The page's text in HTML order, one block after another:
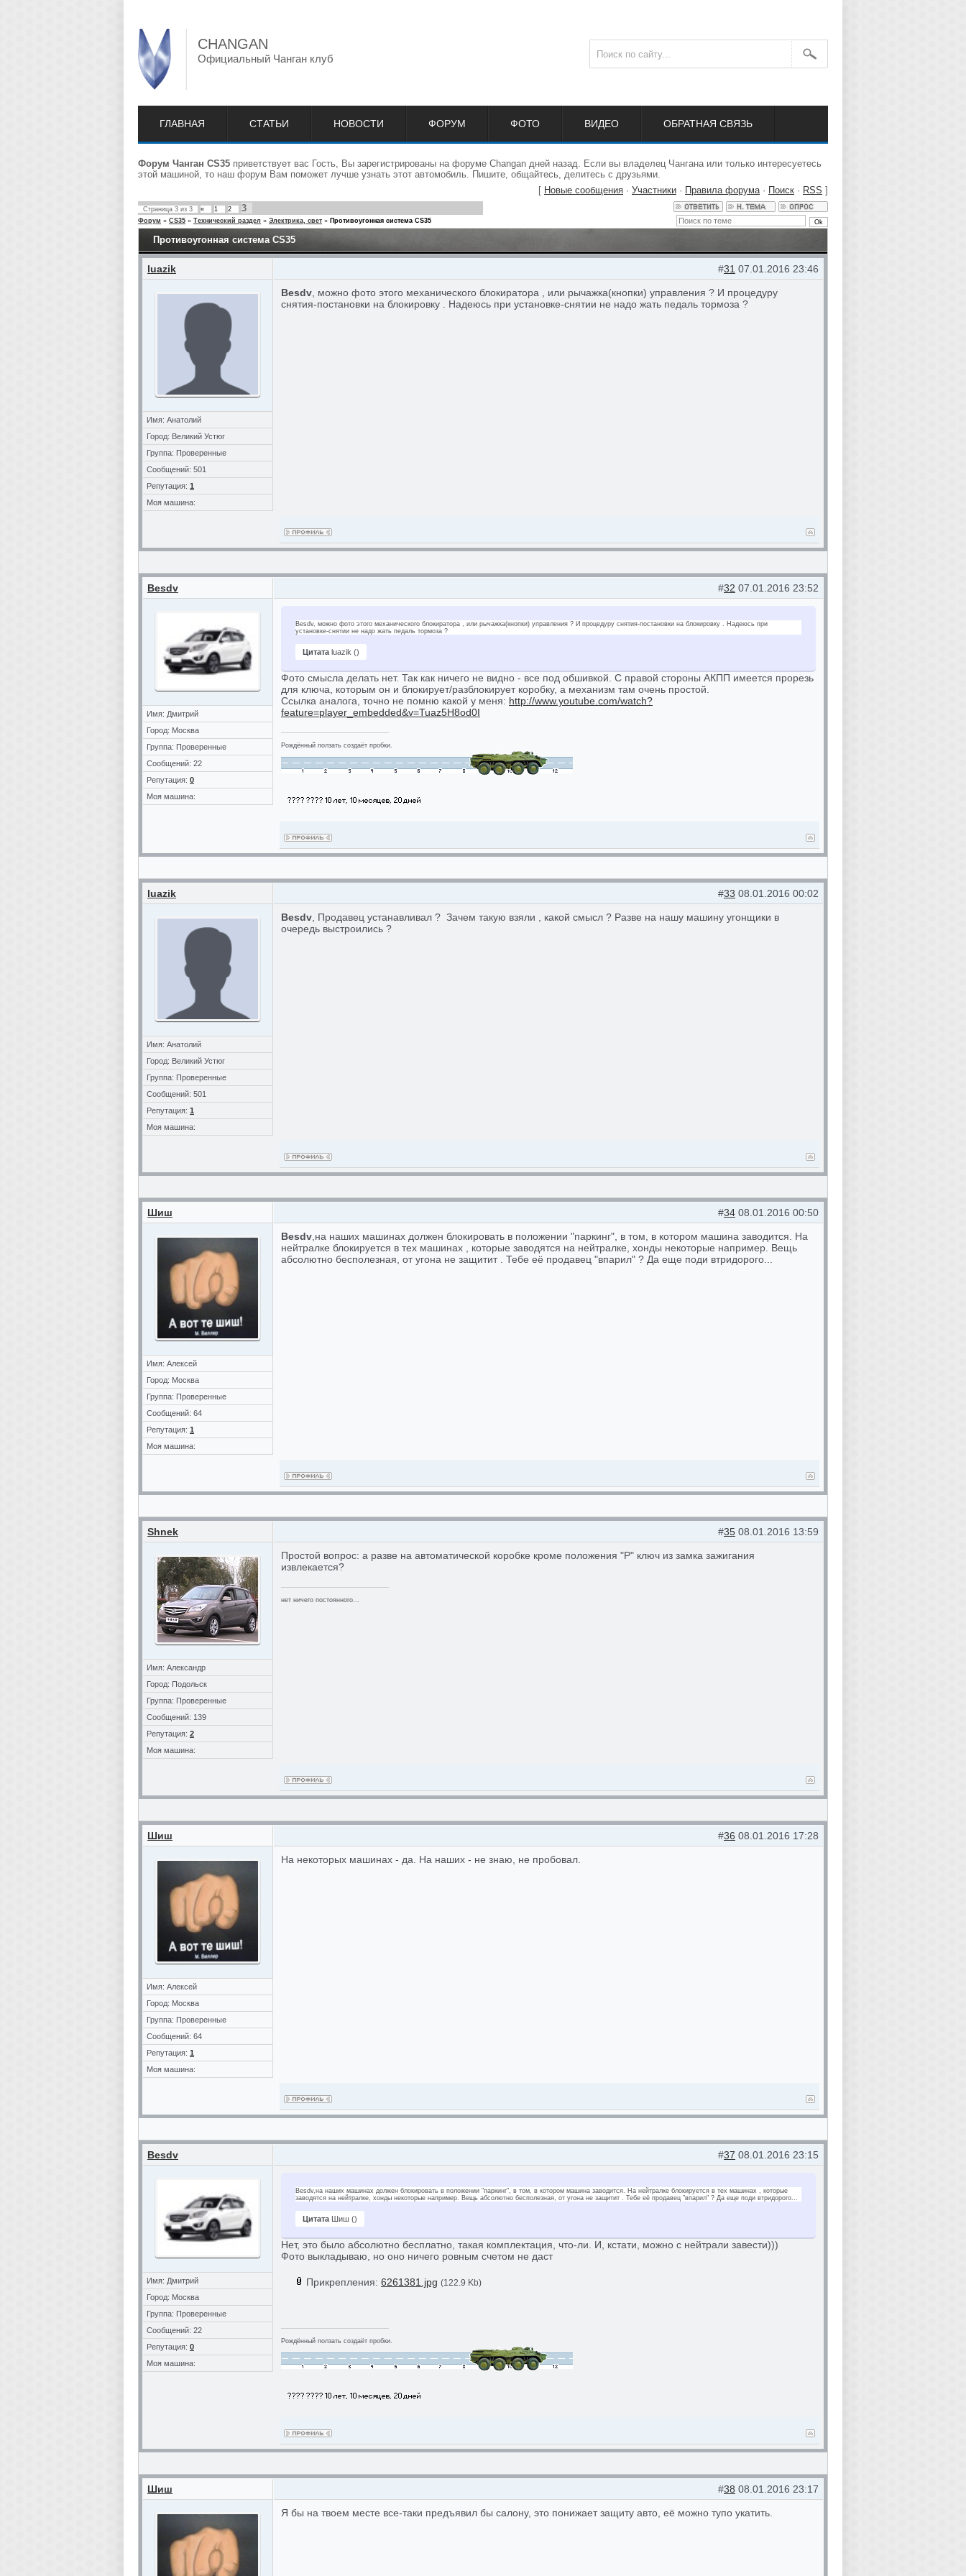
CHANGAN
Официальный Чанган клуб
ГЛАВНАЯ СТАТЬИ НОВОСТИ ФОРУМ ФОТО ВИДЕО ОБРАТНАЯ СВЯЗЬ
Форум Чанган CS35 приветствует вас Гость, Вы зарегистрированы на форуме Changan дней назад. Если вы владелец Чангана или только интересуетесь
этой машиной, то наш форум Вам поможет лучше узнать этот автомобиль. Пишите, общайтесь, делитесь с друзьями.
[ Новые сообщения · Участники · Правила форума· Поиск · RSS ]
Страница 3 из 3 « 1 2 3
Форум » CS35 » Технический раздел » Электрика, свет » Противоугонная система CS35
Противоугонная система CS35
luazik
Имя: Анатолий
Город: Великий Устюг
Группа: Проверенные
Сообщений: 501
Репутация: 1
Моя машина:
#31 07.01.2016 23:46
Besdv , можно фото этого механического блокиратора , или рычажка(кнопки) управления ? И процедуру
снятия-постановки на блокировку . Надеюсь при установке-снятии не надо жать педаль тормоза ?
Besdv
Имя: Дмитрий
Город: Москва
Группа: Проверенные
Сообщений: 22
Репутация: 0
Моя машина:
#32 07.01.2016 23:52
Цитата luazik ()
Besdv, можно фото этого механического блокиратора , или рычажка(кнопки) управления ? И процедуру снятия-постановки на блокировку . Надеюсь при
установке-снятии не надо жать педаль тормоза ?
Фото смысла делать нет. Так как ничего не видно - все под обшивкой. С правой стороны АКПП имеется прорезь
для ключа, которым он и блокирует/разблокирует коробку, а механизм там очень простой.
Ссылка аналога, точно не помню какой у меня: http://www.youtube.com/watch?
feature=player_embedded&v=Tuaz5H8od0I
Рождённый ползать создаёт пробки.
luazik
Имя: Анатолий
Город: Великий Устюг
Группа: Проверенные
Сообщений: 501
Репутация: 1
Моя машина:
#33 08.01.2016 00:02
Besdv , Продавец устанавливал ? Зачем такую взяли , какой смысл ? Разве на нашу машину угонщики в
очередь выстроились ?
Шиш
Имя: Алексей
Город: Москва
Группа: Проверенные
Сообщений: 64
Репутация: 1
Моя машина:
#34 08.01.2016 00:50
Besdv ,на наших машинах должен блокировать в положении "паркинг", в том, в котором машина заводится. На
нейтралке блокируется в тех машинах , которые заводятся на нейтралке, хонды некоторые например. Вещь
абсолютно бесполезная, от угона не защитит . Тебе её продавец "впарил" ? Да еще поди втридорого...
Shnek
Имя: Александр
Город: Подольск
Группа: Проверенные
Сообщений: 139
Репутация: 2
Моя машина:
#35 08.01.2016 13:59
Простой вопрос: а разве на автоматической коробке кроме положения "Р" ключ из замка зажигания
извлекается?
нет ничего постоянного...
Шиш
Имя: Алексей
Город: Москва
Группа: Проверенные
Сообщений: 64
Репутация: 1
Моя машина:
#36 08.01.2016 17:28
На некоторых машинах - да. На наших - не знаю, не пробовал.
Besdv
Имя: Дмитрий
Город: Москва
Группа: Проверенные
Сообщений: 22
Репутация: 0
Моя машина:
#37 08.01.2016 23:15
Цитата Шиш ()
Besdv,на наших машинах должен блокировать в положении "паркинг", в том, в котором машина заводится. На нейтралке блокируется в тех машинах , которые
заводятся на нейтралке, хонды некоторые например. Вещь абсолютно бесполезная, от угона не защитит . Тебе её продавец "впарил" ? Да еще поди втридорого...
Нет, это было абсолютно бесплатно, такая комплектация, что-ли. И, кстати, можно с нейтрали завести)))
Фото выкладываю, но оно ничего ровным счетом не даст
Прикрепления: 6261381.jpg (122.9 Kb)
Рождённый ползать создаёт пробки.
Шиш #38 08.01.2016 23:17
Я бы на твоем месте все-таки предъявил бы салону, это понижает защиту авто, её можно тупо укатить.